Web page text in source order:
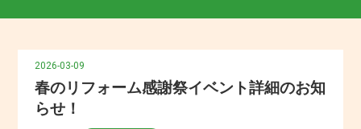
2026-03-09
春のリフォーム感謝祭イベント詳細のお知
らせ！